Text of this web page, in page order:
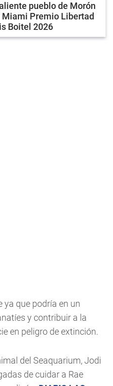
pueblo de Morón
Miami Premio Libertad
Boitel 2026
ya que podría en un
y contribuir a la
en peligro de extinción.
del Seaquarium, Jodi
de cuidar a Rae